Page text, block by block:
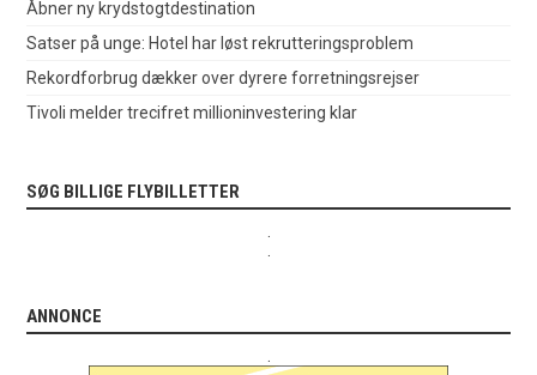
Åbner ny krydstogtdestination
Satser på unge: Hotel har løst rekrutteringsproblem
Rekordforbrug dækker over dyrere forretningsrejser
Tivoli melder trecifret millioninvestering klar
SØG BILLIGE FLYBILLETTER
ANNONCE